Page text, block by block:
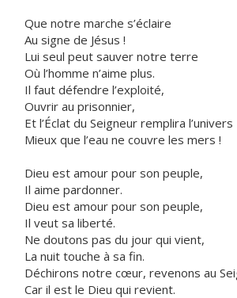
Que notre marche s’éclaire
Au signe de Jésus !
Lui seul peut sauver notre terre
Où l’homme n’aime plus.
Il faut défendre l’exploité,
Ouvrir au prisonnier,
Et l’Éclat du Seigneur remplira l’univers
Mieux que l’eau ne couvre les mers !
Dieu est amour pour son peuple,
Il aime pardonner.
Dieu est amour pour son peuple,
Il veut sa liberté.
Ne doutons pas du jour qui vient,
La nuit touche à sa fin.
Déchirons notre cœur, revenons au
Car il est le Dieu qui revient.